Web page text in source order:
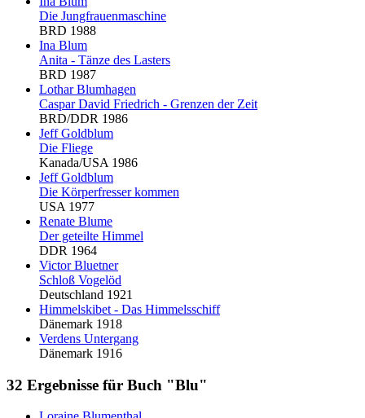
Die Jungfrauenmaschine
BRD 1988
Ina Blum
Anita - Tänze des Lasters
BRD 1987
LotharBlumhagen
Caspar David Friedrich - Grenzen der Zeit
BRD/DDR 1986
Jeff Goldblum
Die Fliege
Kanada/USA 1986
Jeff Goldblum
Die Körperfresser kommen
USA 1977
Renate Blume
Der geteilte Himmel
DDR 1964
VictorBluetner
Schloß Vogelöd
Deutschland 1921
Himmelskibet - Das Himmelsschiff
Dänemark 1918
Verdens Untergang
Dänemark 1916
32 Ergebnisse für Buch "Blu"